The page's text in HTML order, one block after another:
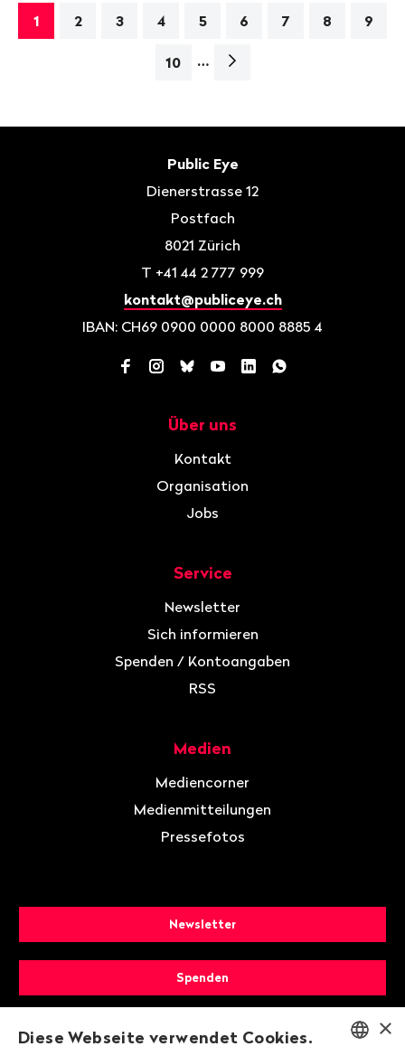
1 2 3 4 5 6 7 8 9
10 …
Nächste
Public Eye
Dienerstrasse 12
Postfach
8021 Zürich
T +41 44 2 777 999
kontakt@publiceye.ch
IBAN: CH69 0900 0000 8000 8885 4
Facebook
Instagram
BlueskyYouTube
LinkedInWhatsApp
Über uns
Kontakt
Organisation
Jobs
Service
Newsletter
Sich informieren
Spenden / Kontoangaben
RSS
Medien
Mediencorner
Medienmitteilungen
Pressefotos
Newsletter
Spenden
Mitglied werden ×
Diese Webseite verwendet Cookies.